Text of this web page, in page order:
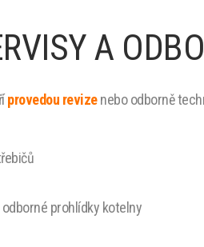
A
provedou revizenebo odborně
prohlídky kotelny